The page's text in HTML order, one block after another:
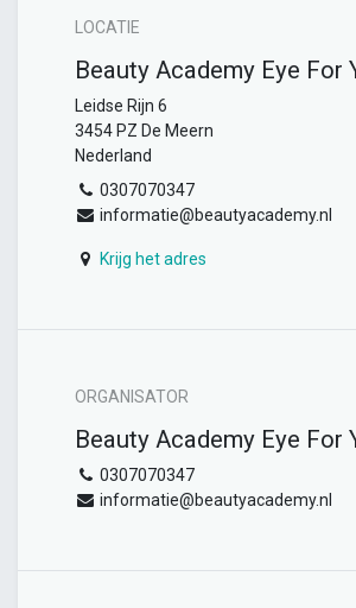
LOCATIE
Beauty Academy Eye For
Leidse Rijn 6
3454 PZ De Meern
Nederland
0307070347
informatie@beautyacademy.nl
Krijg het adres
ORGANISATOR
Beauty Academy Eye For
0307070347
informatie@beautyacademy.nl